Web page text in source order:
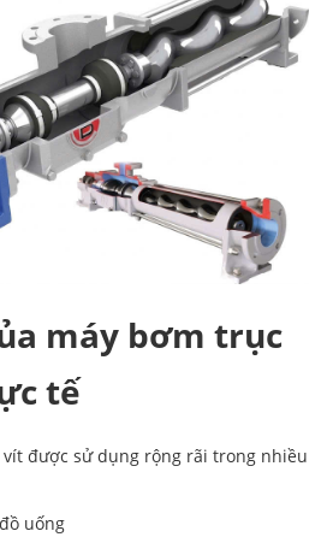
máy bơm trục
tế
được sử dụng rộng rãi trong nhiều
uống